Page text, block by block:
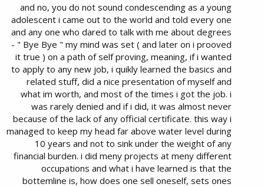
and no, you do not sound condescending as a young
adolescent i came out to the world and told every one
and any one who dared to talk with me about degrees
- " Bye Bye " my mind was set ( and later on i prooved
it true ) on a path of self proving, meaning, if i wanted
to apply to any new job, i quikly learned the basics and
related stuff, did a nice presentation of myself and
what im worth, and most of the times i got the job. i
was rarely denied and if i did, it was almost never
because of the lack of any official certificate. this way i
managed to keep my head far above water level during
10 years and not to sink under the weight of any
financial burden. i did meny projects at meny different
occupations and what i have learned is that the
bottemline is, how does one sell oneself, sets ones